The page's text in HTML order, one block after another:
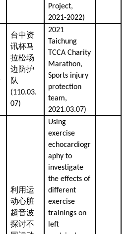
Project,
2021-2022)
台中资
讯杯马
拉松场
边防护
队
(110.03.
07)
2021
Taichung
TCCA Charity
Marathon,
Sports injury
protection
team,
2021.03.07)
利用运
动心脏
超音波
探讨不
Using
exercise
echocardiogr
aphy to
investigate
the effects of
different
exercise
trainings on
left